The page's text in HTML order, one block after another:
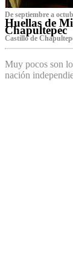
De septiembre a
Huellas de
Chapultepec
Castillo de
Muy pocos son
nación